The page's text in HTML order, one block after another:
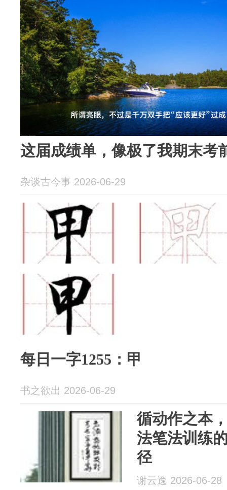
这届成绩单，像极了我期末考
杂谈古今事 2026-06-29
每日一字1255：甲
书之欲出 2026-06-29
循动作之本
法笔法训练
径
谢云逸 2026-06-28